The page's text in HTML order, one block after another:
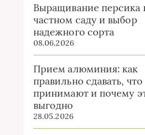
Выращивание персика
частном саду и выбор
надежного сорта
08.06.2026
Прием алюминия: как
правильно сдавать, что
принимают и почему
выгодно
28.05.2026